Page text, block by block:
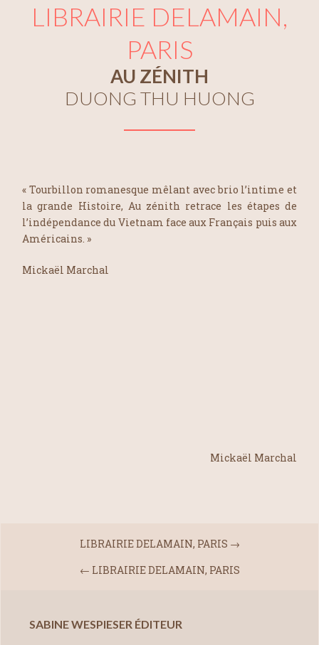
LIBRAIRIE DELAMAIN,
PARIS
AU ZÉNITH
DUONG THU HUONG
« Tourbillon romanesque mêlant avec brio l’intime et
la grande Histoire, Au zénith retrace les étapes de
l’indépendance du Vietnam face aux Français puis aux
Américains. »
Mickaël Marchal
Mickaël Marchal
LIBRAIRIE DELAMAIN, PARIS →
← LIBRAIRIE DELAMAIN, PARIS
SABINE WESPIESER ÉDITEUR